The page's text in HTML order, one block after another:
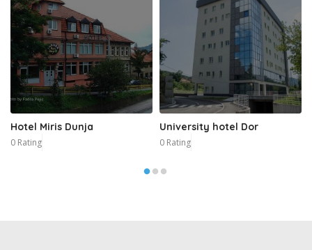
Hotel Miris Dunja
0 Rating
University hotel Dor
0 Rating